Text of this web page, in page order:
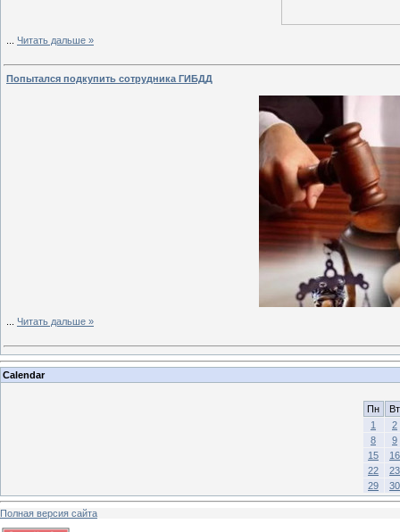
Читать дальше »
Попытался подкупить сотрудника ГИБДД
Читать дальше »
Calendar
Пн
Вт
1
2
8
9
15
16
22
23
29
30
Полная версия сайта